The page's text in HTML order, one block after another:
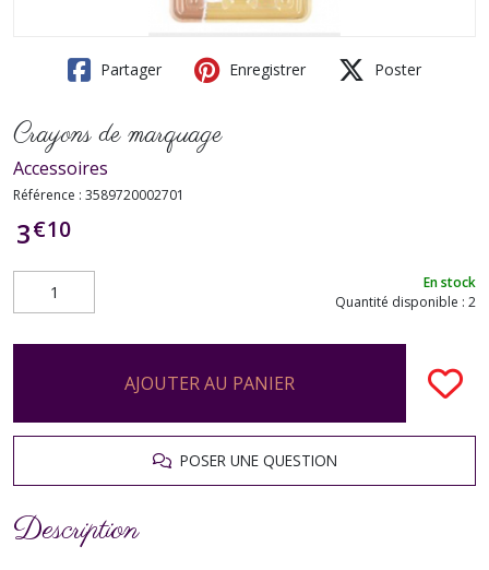
Partager Enregistrer Poster
Crayons de marquage
Accessoires
Référence : 3589720002701
3€10
En stock
Quantité disponible : 2
AJOUTER AU PANIER
POSER UNE QUESTION
Description